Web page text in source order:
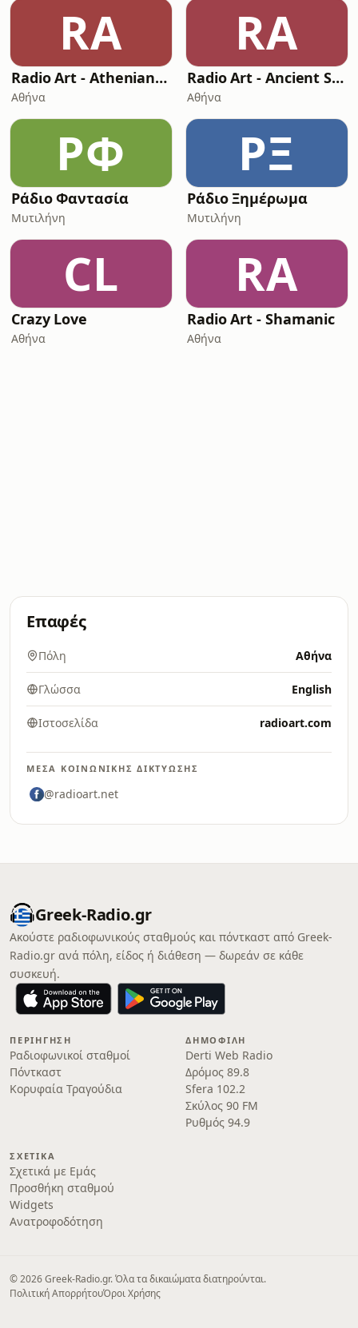
RA
Radio Art - Athenian Early
Αθήνα
RA
Radio Art - Ancient Solfeggio Frequencies
Αθήνα
ΡΦ
Ράδιο Φαντασία
Μυτιλήνη
ΡΞ
Ράδιο Ξημέρωμα
Μυτιλήνη
CL
Crazy Love
Αθήνα
RA
Radio Art - Shamanic
Αθήνα
Επαφές
Πόλη Αθήνα
Γλώσσα English
Ιστοσελίδα radioart.com
ΜΈΣΑ ΚΟΙΝΩΝΙΚΉΣ ΔΙΚΤΎΩΣΗΣ
@radioart.net
Greek-Radio.gr
Ακούστε ραδιοφωνικούς σταθμούς και πόντκαστ από Greek-
Radio.gr ανά πόλη, είδος ή διάθεση — δωρεάν σε κάθε
συσκευή.
ΠΕΡΙΉΓΗΣΗ
Ραδιοφωνικοί σταθμοί
Πόντκαστ
Κορυφαία Τραγούδια
ΔΗΜΟΦΙΛΉ
Derti Web Radio
Δρόμος 89.8
Sfera 102.2
Σκύλος 90 FM
Ρυθμός 94.9
ΣΧΕΤΙΚΆ
Σχετικά με Εμάς
Προσθήκη σταθμού
Widgets
Ανατροφοδότηση
© 2026 Greek-Radio.gr. Όλα τα δικαιώματα διατηρούνται.
Πολιτική ΑπορρήτουΌροι Χρήσης